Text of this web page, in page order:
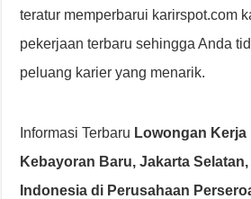
teratur memperbarui karirspot.com
pekerjaan terbaru sehingga Anda
peluang karier yang menarik.
Informasi Terbaru Lowongan Kerja
Kebayoran Baru, Jakarta
Indonesia di Perusahaan